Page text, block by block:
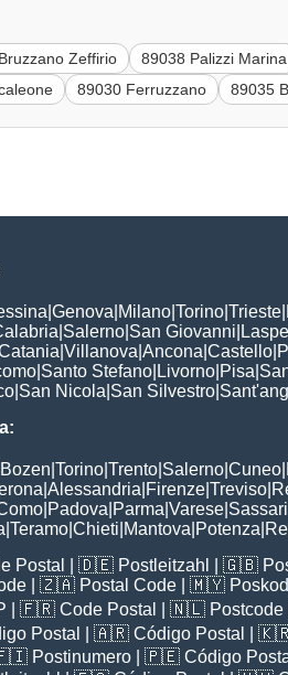
Zeffirio 89038 Palizzi Marina
89030 Ferruzzano 89035
Genova Milano Torino Trieste
Salerno San Giovanni
Villanova Ancona Castello
Santo Stefano Livorno Pisa
San Nicola San Silvestro
Torino Trento Salerno Cuneo
Alessandria Firenze Treviso
Padova Parma Varese Sassari
Teramo Chieti Mantova Potenza
Postal | 🇩🇪 Postleitzahl | 🇬🇧
| 🇿🇦 Postal Code | 🇲🇾 Poskod
| 🇫🇷 Code Postal | 🇳🇱 Postcode
Postal | 🇦🇷 Código Postal |
Postinumero | 🇵🇪 Código